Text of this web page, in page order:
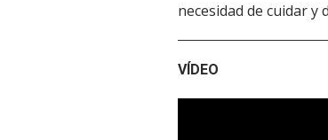
necesidad de cuidar y
VÍDEO